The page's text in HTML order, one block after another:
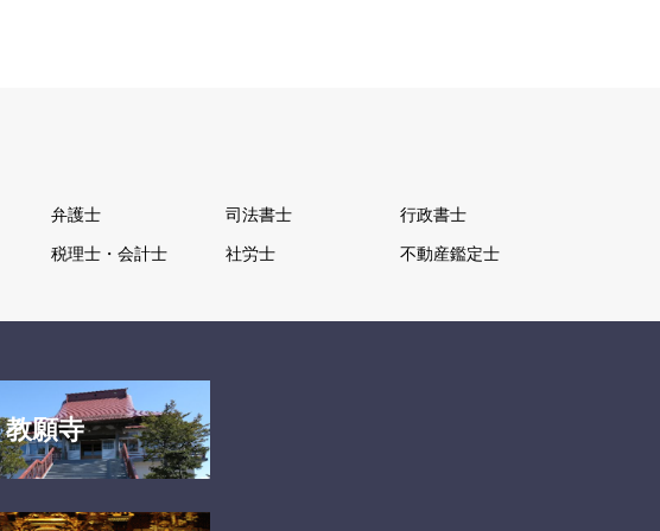
弁護士 司法書士 行政書士
税理士・会計士 社労士 不動産鑑定士
教願寺